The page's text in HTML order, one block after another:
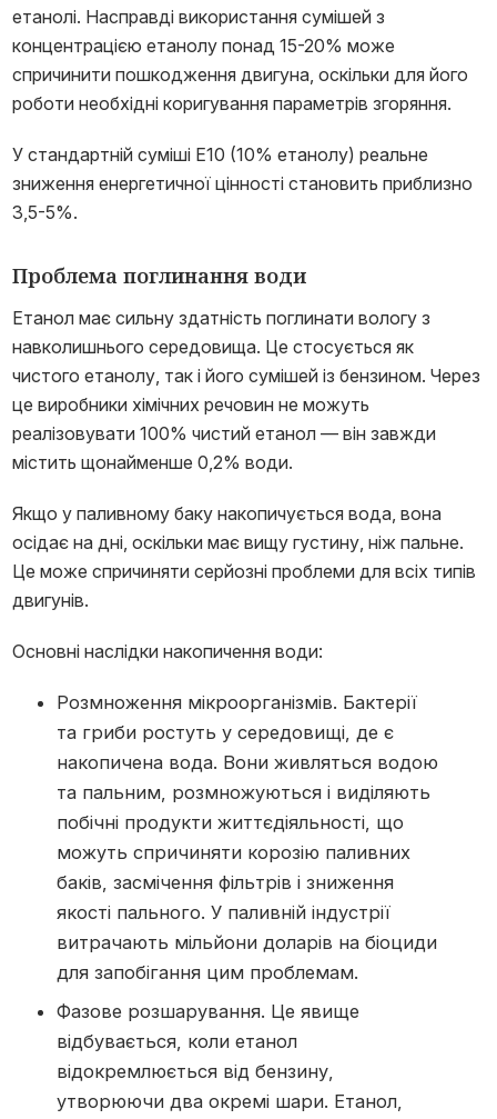
етанолі. Насправді використання сумішей з
концентрацією етанолу понад 15-20% може
спричинити пошкодження двигуна, оскільки для його
роботи необхідні коригування параметрів згоряння.
У стандартній суміші E10 (10% етанолу) реальне
зниження енергетичної цінності становить приблизно
3,5-5%.
Проблема поглинання води
Етанол має сильну здатність поглинати вологу з
навколишнього середовища. Це стосується як
чистого етанолу, так і його сумішей із бензином. Через
це виробники хімічних речовин не можуть
реалізовувати 100% чистий етанол — він завжди
містить щонайменше 0,2% води.
Якщо у паливному баку накопичується вода, вона
осідає на дні, оскільки має вищу густину, ніж пальне.
Це може спричиняти серйозні проблеми для всіх типів
двигунів.
Основні наслідки накопичення води:
Розмноження мікроорганізмів. Бактерії
та гриби ростуть у середовищі, де є
накопичена вода. Вони живляться водою
та пальним, розмножуються і виділяють
побічні продукти життєдіяльності, що
можуть спричиняти корозію паливних
баків, засмічення фільтрів і зниження
якості пального. У паливній індустрії
витрачають мільйони доларів на біоциди
для запобігання цим проблемам.
Фазове розшарування. Це явище
відбувається, коли етанол
відокремлюється від бензину,
утворюючи два окремі шари. Етанол,